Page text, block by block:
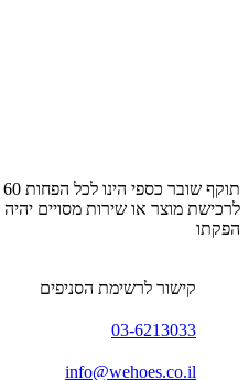
הפקתו
קישור לרשימת הסניפים
03-6213033
info@wehoes.co.il